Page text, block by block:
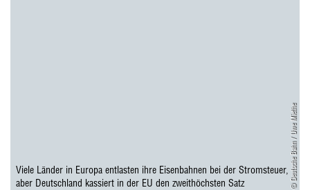
© Deutsche Bahn / Uwe Miethe
Viele Länder in Europa entlasten ihre Eisenbahnen bei der Stromsteuer,
aber Deutschland kassiert in der EU den zweithöchsten Satz